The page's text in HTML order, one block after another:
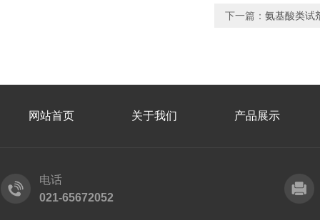
下一篇： 氨基酸类试
网站首页 关于我们 产品展示
电话
021-65672052